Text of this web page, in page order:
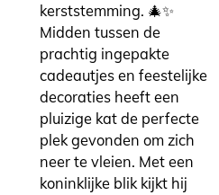
kerststemming. 🎄✨
Midden tussen de
prachtig ingepakte
cadeautjes en feestelijke
decoraties heeft een
pluizige kat de perfecte
plek gevonden om zich
neer te vleien. Met een
koninklijke blik kijkt hij